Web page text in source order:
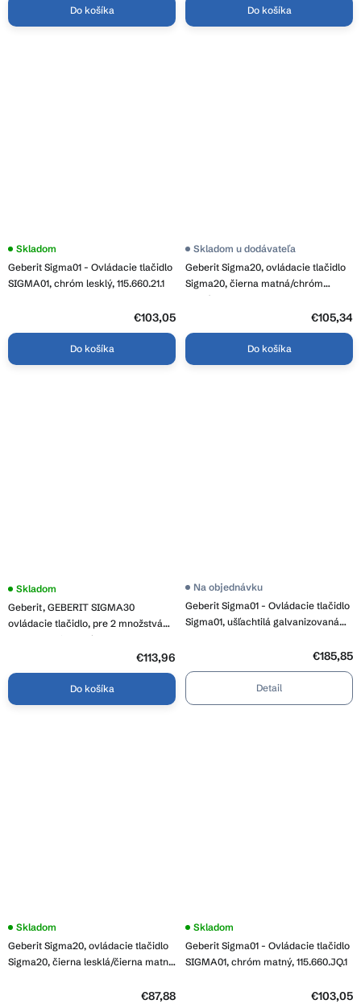
Do košíka Do košíka
Geberit Sigma01 - Ovládacie tlačidlo
SIGMA01, chróm lesklý, 115.660.21.1
Skladom
€103,05
Do košíka
Geberit Sigma20, ovládacie tlačidlo
Sigma20, čierna matná/chróm
lesklý, 115.882.14.1
Skladom u dodávateľa
€105,34
Do košíka
Geberit, GEBERIT SIGMA30
ovládacie tlačidlo, pre 2 množstvá
splachovania, chróm mat,
Skladom
€113,96
Do košíka
Geberit Sigma01 - Ovládacie tlačidlo
Sigma01, ušľachtilá galvanizovaná
Na objednávku
€185,85
Detail
Geberit Sigma20, ovládacie tlačidlo
Sigma20, čierna lesklá/čierna matná
Skladom
€87,88
Geberit Sigma01 - Ovládacie tlačidlo
SIGMA01, chróm matný, 115.660.JQ.1
Skladom
€103,05